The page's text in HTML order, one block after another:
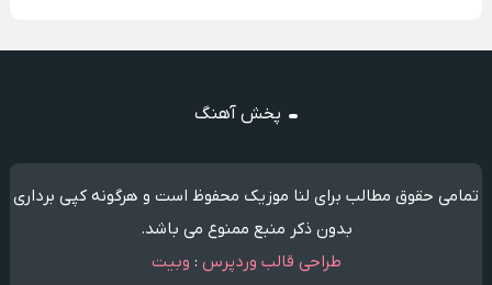
پخش آهنگ
تمامی حقوق مطالب برای لنا موزیک محفوظ است و هرگونه کپی برداری
بدون ذکر منبع ممنوع می باشد.
طراحی قالب وردپرس : وبیت